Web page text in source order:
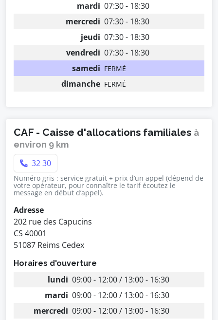
mardi 07:30 - 18:30
mercredi 07:30 - 18:30
jeudi 07:30 - 18:30
vendredi 07:30 - 18:30
samedi FERMÉ
dimanche FERMÉ
CAF - Caisse d'allocations familiales à
environ 9 km
32 30
Numéro gris : service gratuit + prix d’un appel (dépend de
votre opérateur, pour connaître le tarif écoutez le
message en début d’appel).
Adresse
202 rue des Capucins
CS 40001
51087 Reims Cedex
Horaires d'ouverture
lundi 09:00 - 12:00 / 13:00 - 16:30
mardi 09:00 - 12:00 / 13:00 - 16:30
mercredi 09:00 - 12:00 / 13:00 - 16:30